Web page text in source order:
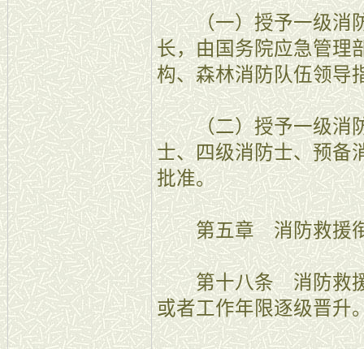
（一）授予一级消防
长，由国务院应急管理
构、森林消防队伍领导
（二）授予一级消防
士、四级消防士、预备
批准。
第五章 消防救援衔
第十八条 消防救援
或者工作年限逐级晋升